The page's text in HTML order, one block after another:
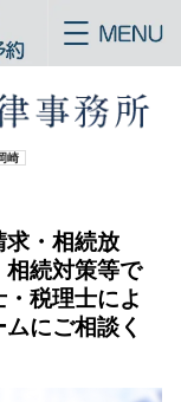
崎
求・相続放
続対策等で
税理士によ
にご相談く